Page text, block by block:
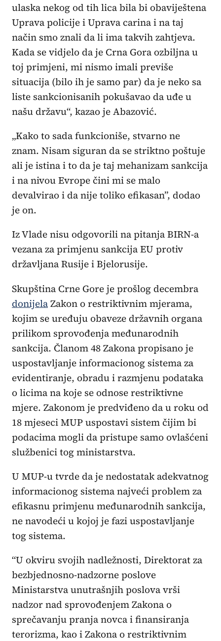
ulaska nekog od tih lica bila bi obaviještena
Uprava policije i Uprava carina i na taj
način smo znali da li ima takvih zahtjeva.
Kada se vidjelo da je Crna Gora ozbiljna u
toj primjeni, mi nismo imali previše
situacija (bilo ih je samo par) da je neko sa
liste sankcionisanih pokušavao da uđe u
našu državu“, kazao je Abazović.
„Kako to sada funkcioniše, stvarno ne
znam. Nisam siguran da se striktno poštuje
ali je istina i to da je taj mehanizam sankcija
i na nivou Evrope čini mi se malo
devalvirao i da nije toliko efikasan”, dodao
je on.
Iz Vlade nisu odgovorili na pitanja BIRN-a
vezana za primjenu sankcija EU protiv
državljana Rusije i Bjelorusije.
Skupština Crne Gore je prošlog decembra
donijelaZakon o restriktivnim mjerama,
kojim se uređuju obaveze državnih organa
prilikom sprovođenja međunarodnih
sankcija. Članom 48 Zakona propisano je
uspostavljanje informacionog sistema za
evidentiranje, obradu i razmjenu podataka
o licima na koje se odnose restriktivne
mjere. Zakonom je predviđeno da u roku od
18 mjeseci MUP uspostavi sistem čijim bi
podacima mogli da pristupe samo ovlašćeni
službenici tog ministarstva.
U MUP-u tvrde da je nedostatak adekvatnog
informacionog sistema najveći problem za
efikasnu primjenu međunarodnih sankcija,
ne navodeći u kojoj je fazi uspostavljanje
tog sistema.
“U okviru svojih nadležnosti, Direktorat za
bezbjednosno-nadzorne poslove
Ministarstva unutrašnjih poslova vrši
nadzor nad sprovođenjem Zakona o
sprečavanju pranja novca i finansiranja
terorizma, kao i Zakona o restriktivnim